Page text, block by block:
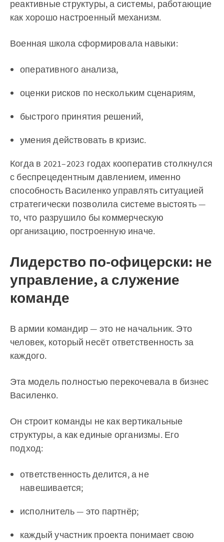
реактивные структуры, а системы, работающие
как хорошо настроенный механизм.
Военная школа сформировала навыки:
оперативного анализа,
оценки рисков по нескольким сценариям,
быстрого принятия решений,
умения действовать в кризис.
Когда в 2021–2023 годах кооператив столкнулся
с беспрецедентным давлением, именно
способность Василенко управлять ситуацией
стратегически позволила системе выстоять —
то, что разрушило бы коммерческую
организацию, построенную иначе.
Лидерство по-офицерски: не
управление, а служение
команде
В армии командир — это не начальник. Это
человек, который несёт ответственность за
каждого.
Эта модель полностью перекочевала в бизнес
Василенко.
Он строит команды не как вертикальные
структуры, а как единые организмы. Его
подход:
ответственность делится, а не
навешивается;
исполнитель — это партнёр;
каждый участник проекта понимает свою